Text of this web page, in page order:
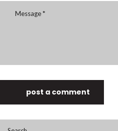
post a comment